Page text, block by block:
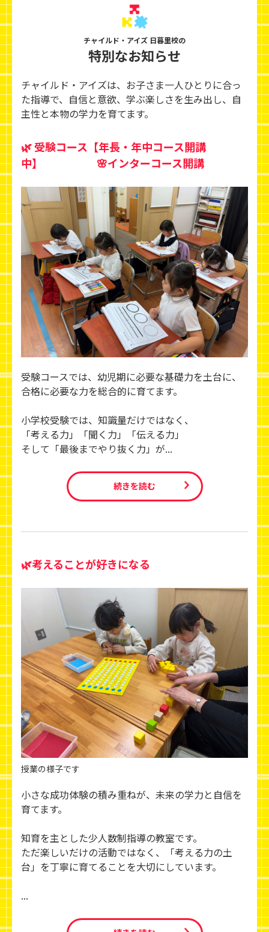
チャイルド・アイズ 日暮里校の
特別なお知らせ
チャイルド・アイズは、お子さま一人ひとりに合っ
た指導で、自信と意欲、学ぶ楽しさを生み出し、 自
主性と本物の学力を育てます。
🌿 受験コース【年長・年中コース開講
中】 🌸インターコース開講
受験コースでは、幼児期に必要な基礎力を土台に、
合格に必要な力を総合的に育てます。
小学校受験では、知識量だけではなく、
「考える力」「聞く力」「伝える力」
そして「最後までやり抜く力」が...
続きを読む
🌿考えることが好きになる
授業の様子です
小さな成功体験の積み重ねが、未来の学力と自信を
育てます。
知育を主とした少人数制指導の教室です。
ただ楽しいだけの活動ではなく、「考える力の土
台」を丁寧に育てることを大切にしています。
...